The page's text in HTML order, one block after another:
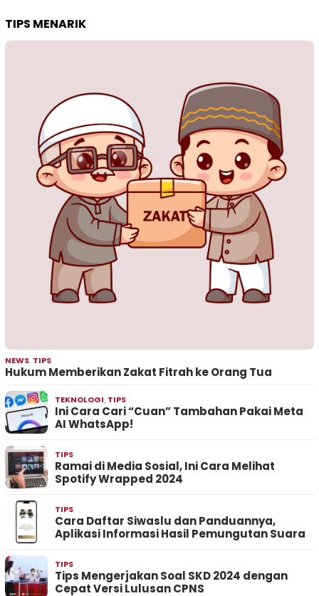
TIPS MENARIK
NEWS, TIPS
Hukum Memberikan Zakat Fitrah ke Orang Tua
TEKNOLOGI, TIPS
Ini Cara Cari “Cuan” Tambahan Pakai Meta
AI WhatsApp!
TIPS
Ramai di Media Sosial, Ini Cara Melihat
Spotify Wrapped 2024
TIPS
Cara Daftar Siwaslu dan Panduannya,
Aplikasi Informasi Hasil Pemungutan Suara
TIPS
Tips Mengerjakan Soal SKD 2024 dengan
Cepat Versi Lulusan CPNS